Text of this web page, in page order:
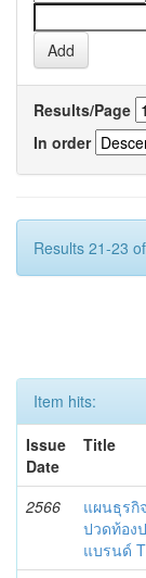
Results/Page
In order
Results 21-23
Item hits:
Issue
Date
Title
2566
แผนธุรกิ
ปวดท้อง
แบรนด์